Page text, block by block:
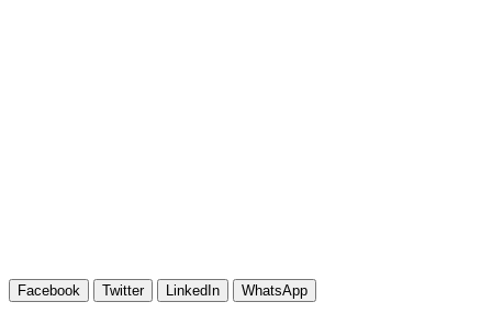
Facebook Twitter LinkedIn WhatsApp